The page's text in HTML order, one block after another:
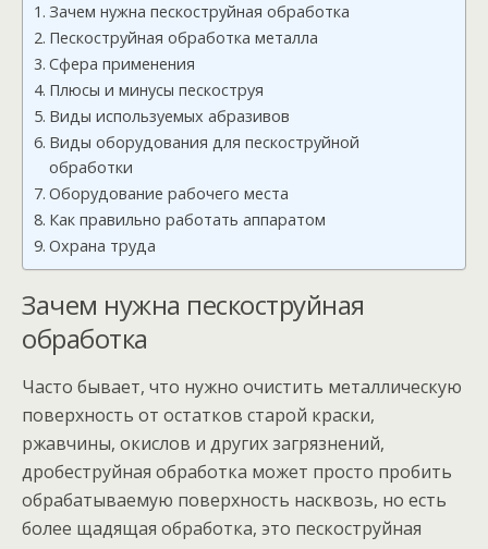
Зачем нужна пескоструйная обработка
Пескоструйная обработка металла
Сфера применения
Плюсы и минусы пескоструя
Виды используемых абразивов
Виды оборудования для пескоструйной
обработки
Оборудование рабочего места
Как правильно работать аппаратом
Охрана труда
Зачем нужна пескоструйная
обработка
Часто бывает, что нужно очистить металлическую
поверхность от остатков старой краски,
ржавчины, окислов и других загрязнений,
дробеструйная обработка может просто пробить
обрабатываемую поверхность насквозь, но есть
более щадящая обработка, это пескоструйная